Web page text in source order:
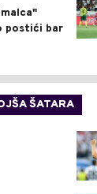
postići bar
ŠATARA